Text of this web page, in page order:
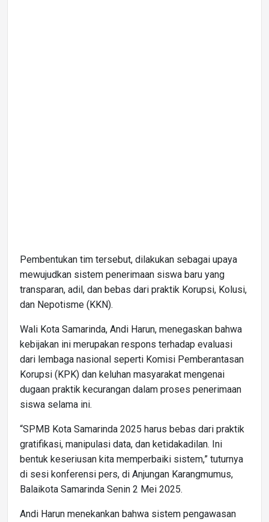
Pembentukan tim tersebut, dilakukan sebagai upaya
mewujudkan sistem penerimaan siswa baru yang
transparan, adil, dan bebas dari praktik Korupsi, Kolusi,
dan Nepotisme (KKN).
Wali Kota Samarinda, Andi Harun, menegaskan bahwa
kebijakan ini merupakan respons terhadap evaluasi
dari lembaga nasional seperti Komisi Pemberantasan
Korupsi (KPK) dan keluhan masyarakat mengenai
dugaan praktik kecurangan dalam proses penerimaan
siswa selama ini.
“SPMB Kota Samarinda 2025 harus bebas dari praktik
gratifikasi, manipulasi data, dan ketidakadilan. Ini
bentuk keseriusan kita memperbaiki sistem,” tuturnya
di sesi konferensi pers, di Anjungan Karangmumus,
Balaikota Samarinda Senin 2 Mei 2025.
Andi Harun menekankan bahwa sistem pengawasan